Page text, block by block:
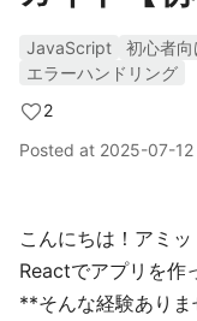
JavaScript 初心者向
エラーハンドリング
2
Posted at 2025-07-12
こんにちは！アミ
Reactでアプリを作
**そんな経験ありま